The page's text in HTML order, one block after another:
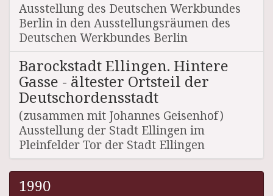
Ausstellung des Deutschen Werkbundes
Berlin in den Ausstellungsräumen des
Deutschen Werkbundes Berlin
Barockstadt Ellingen. Hintere
Gasse - ältester Ortsteil der
Deutschordensstadt
(zusammen mit Johannes Geisenhof)
Ausstellung der Stadt Ellingen im
Pleinfelder Tor der Stadt Ellingen
1990